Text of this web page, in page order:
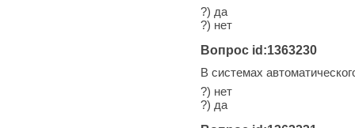
?) да
?) нет
Вопрос id:1363230
В системах
?) нет
?) да